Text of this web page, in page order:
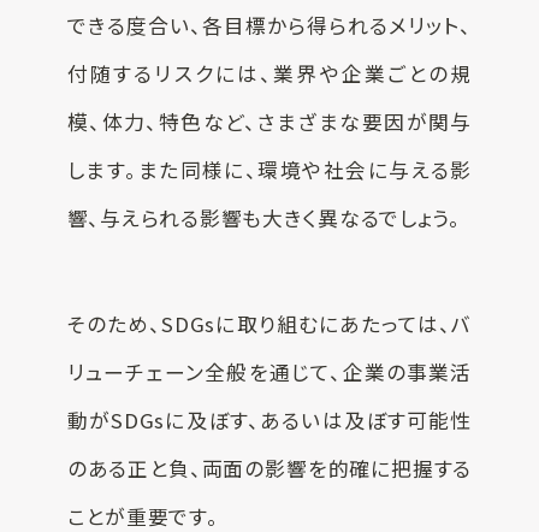
オリジナルアメ
お問い合わせ
SUSPRO運営会社
サイトマップ
できる度合い、各目標から得られるメリット、
付随するリスクには、業界や企業ごとの規
模、体力、特色など、さまざまな要因が関与
します。また同様に、環境や社会に与える影
響、与えられる影響も大きく異なるでしょう。
そのため、SDGsに取り組むにあたっては、バ
リューチェーン全般を通じて、企業の事業活
動がSDGsに及ぼす、あるいは及ぼす可能性
のある正と負、両面の影響を的確に把握する
ことが重要です。